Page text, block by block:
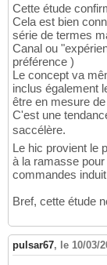
Cette étude
Cela est bien
série de termes
Canal ou
préférence )
Le concept va
inclus également
être en mesure
C'est une
saccélère.
Le hic provient le
à la ramasse
commandes
Bref, cette étude
pulsar67, le 10/03/